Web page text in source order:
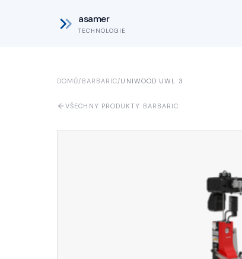
asamer
TECHNOLOGIE
DOMŮ/ BARBARIC/UNIWOOD UWL 3
VŠECHNY PRODUKTY BARBARIC